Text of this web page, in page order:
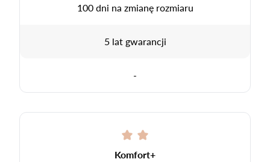
100 dni na zmianę rozmiaru
5 lat gwarancji
-
Komfort+